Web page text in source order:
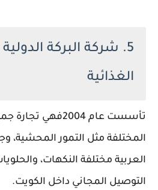
5. شركة البركة
الغذائية
تأسست عام 2004فهي
المختلفة مثل التمور المحشية،
العربية مختلفة النكهات،
التوصيل المجاني داخل الكويت.